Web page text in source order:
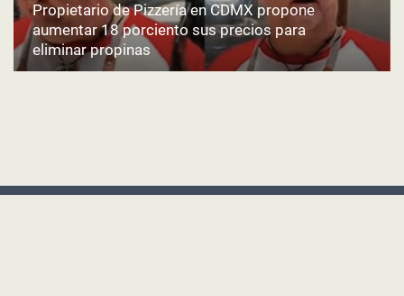
Propietario de Pizzería en CDMX propone
aumentar 18 porciento sus precios para
eliminar propinas